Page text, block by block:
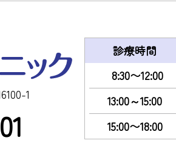
1
診療時間
8:30〜12:00
13:00～15:00
15:00〜18:00